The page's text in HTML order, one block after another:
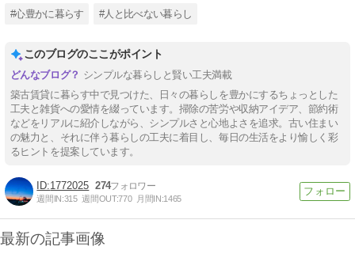
#心豊かに暮らす #人と比べない暮らし
このブログのここがポイント
シンプルな暮らしと賢い工夫満載
築古賃貸に暮らす中で見つけた、日々の暮らしを豊かにするちょっとした
工夫と雑貨への愛情を綴っています。掃除の苦労や収納アイデア、節約術
などをリアルに紹介しながら、シンプルさと心地よさを追求。古い住まい
の魅力と、それに伴う暮らしの工夫に着目し、毎日の生活をより愉しく彩
るヒントを提案しています。
1772025 274
週間IN:315 週間OUT:770 月間IN:1465
最新の記事画像